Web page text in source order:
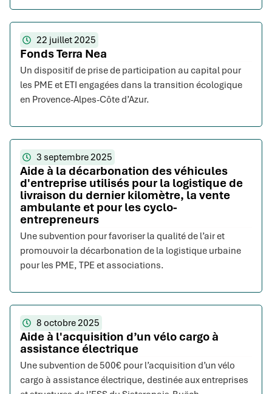
22 juillet 2025
Fonds Terra Nea
Un dispositif de prise de participation au capital pour
les PME et ETI engagées dans la transition écologique
en Provence-Alpes-Côte d’Azur.
3 septembre 2025
Aide à la décarbonation des véhicules
d'entreprise utilisés pour la logistique de
livraison du dernier kilomètre, la vente
ambulante et pour les cyclo-
entrepreneurs
Une subvention pour favoriser la qualité de l’air et
promouvoir la décarbonation de la logistique urbaine
pour les PME, TPE et associations.
8 octobre 2025
Aide à l'acquisition d’un vélo cargo à
assistance électrique
Une subvention de 500€ pour l’acquisition d’un vélo
cargo à assistance électrique, destinée aux entreprises